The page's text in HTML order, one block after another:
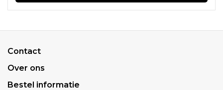
Contact
Over ons
Bestel informatie